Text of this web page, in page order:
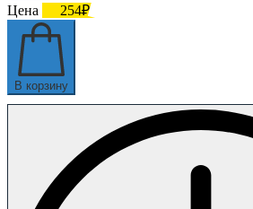
Цена
254₽
В корзину